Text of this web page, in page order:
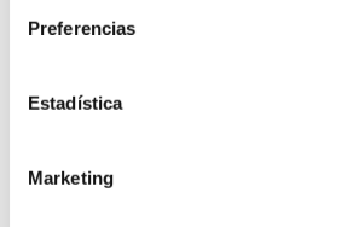
Preferencias
Estadística
Marketing
Lo siento, debes estar
comentario.